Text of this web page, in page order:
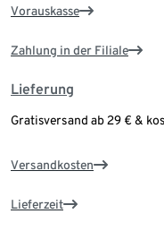
Vorauskasse
Zahlung in der Filiale
Lieferung
Gratisversand ab 29 € &
Versandkosten
Lieferzeit